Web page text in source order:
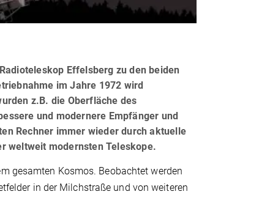
Effelsberg zu den beiden
im Jahre 1972 wird
z.B. die Oberfläche des
und modernere Empfänger und
Rechner immer wieder durch aktuelle
weltweit modernsten Teleskope.
gesamten Kosmos. Beobachtet werden
in der Milchstraße und von weiteren